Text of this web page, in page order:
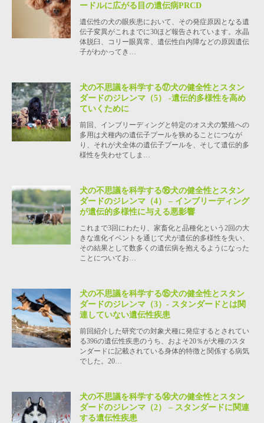
ードルに広がる目の遺伝病PRCD
遺伝性の犬の眼疾患において、その発症原因となる遺
伝子変異がこれまでに30ほど報告されています。水晶
体脱臼、コリー眼異常、遺伝性白内障などの原因遺伝
子がわかってき…
犬の不思議を科学する⑰犬の健全性とスタン
ダードのジレンマ（5） -遺伝的多様性を高め
ていくために
前回、インブリーディングと特定のオス犬の繁殖への
多用は犬種内の遺伝子プールを狭めることにつなが
り、それが犬全体の遺伝子プールを、そして遺伝的多
様性を失わせてしま…
犬の不思議を科学する⑯犬の健全性とスタン
ダードのジレンマ（4） – インブリーディング
が遺伝的多様性に与える悪影響
これまで3回にわたり、家畜化と品種化という2回の大
きな進化イベントを通じて犬が遺伝的多様性を失い、
その結果として数多くの遺伝病を抱えるようになった
ことについてお…
犬の不思議を科学する⑮犬の健全性とスタン
ダードのジレンマ（3）- スタンダードとは関
連していない遺伝性疾患
前回紹介した研究での対象犬種に発症するとされてい
る396の遺伝性疾患のうち、およそ20％が犬種のスタ
ンダードに記載されている身体的特徴と関係する病気
でした。20…
犬の不思議を科学する⑭犬の健全性とスタン
ダードのジレンマ（2） – スタンダードに関連
する遺伝性疾患